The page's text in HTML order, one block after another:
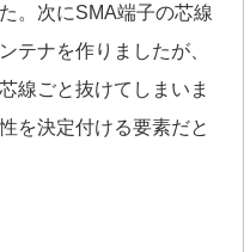
。次にSMA端子の芯線
テナを作りましたが、
線ごと抜けてしまいま
を決定付ける要素だと